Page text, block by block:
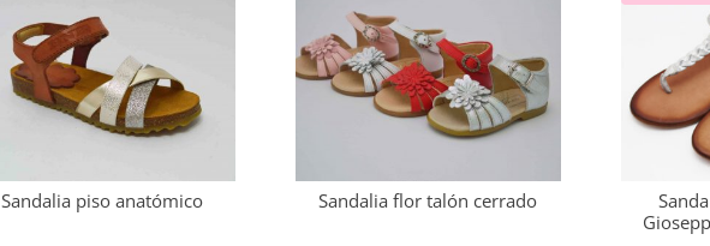
Sandalia piso anatómico Sandalia flor talón cerrado